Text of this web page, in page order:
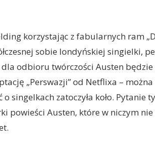
korzystając z fabularnych ram
sobie londyńskiej singielki,
odbioru twórczości Austen będzie
„Perswazji” od Netflixa –
o singelkach zatoczyła koło.
powieści Austen, które w niczym